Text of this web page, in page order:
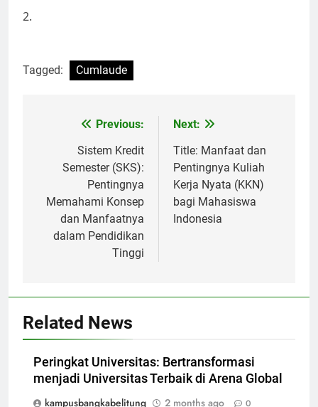
2.
Tagged: Cumlaude
navigation
Previous:
Sistem Kredit
Semester (SKS):
Pentingnya
Memahami Konsep
dan Manfaatnya
dalam Pendidikan
Tinggi
Next:
Title: Manfaat dan
Pentingnya Kuliah
Kerja Nyata (KKN)
bagi Mahasiswa
Indonesia
Related News
Peringkat Universitas: Bertransformasi
menjadi Universitas Terbaik di Arena Global
kampusbangkabelitung
2 months ago 0